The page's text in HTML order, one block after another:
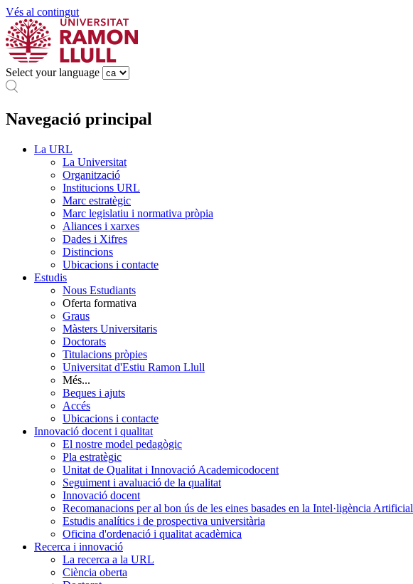
Vés al contingut
Select your language
Navegació principal
La URL
La Universitat
Organització
Institucions URL
Marc estratègic
Marc legislatiu i normativa pròpia
Aliances i xarxes
Dades i Xifres
Distincions
Ubicacions i contacte
Estudis
Nous Estudiants
Oferta formativa
Graus
Màsters Universitaris
Doctorats
Titulacions pròpies
Universitat d'Estiu Ramon Llull
Més...
Beques i ajuts
Accés
Ubicacions i contacte
Innovació docent i qualitat
El nostre model pedagògic
Pla estratègic
Unitat de Qualitat i Innovació Academicodocent
Seguiment i avaluació de la qualitat
Innovació docent
Recomanacions per al bon ús de les eines basades en la Intel·ligència Artificial
Estudis analítics i de prospectiva universitària
Oficina d'ordenació i qualitat acadèmica
Recerca i innovació
La recerca a la URL
Ciència oberta